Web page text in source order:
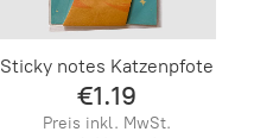
Sticky notes Katzenpfote
€1.19
Preis inkl. MwSt.